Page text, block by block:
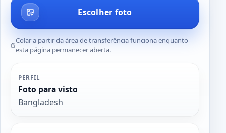
Escolher foto
Colar a partir da área de transferência funciona enquanto
esta página permanecer aberta.
PERFIL
Foto para visto
Bangladesh